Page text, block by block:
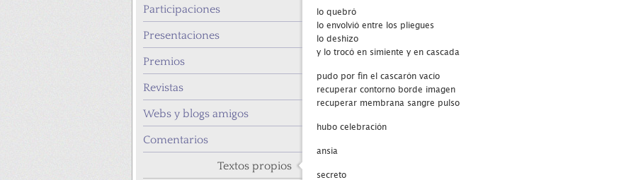
Participaciones
Presentaciones
Premios
Revistas
Webs y blogs amigos
Comentarios
Textos propios
lo quebró
lo envolvió entre los pliegues
lo deshizo
y lo trocó en simiente y en cascada
pudo por fin el cascarón vacío
recuperar contorno borde imagen
recuperar membrana sangre pulso
hubo celebración
ansia
secreto